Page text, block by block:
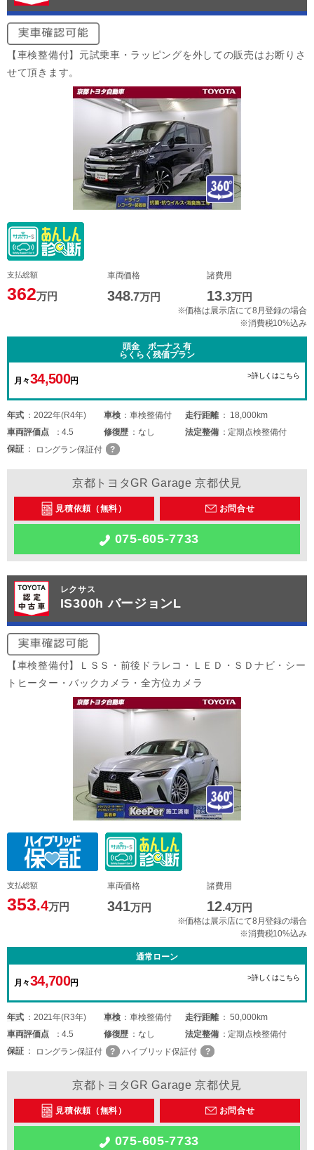
【車検整備付】元試乗車・ラッピングを外しての販売はお断りさ
せて頂きます。
支払総額
362万円
車両価格
348.7万円
諸費用
13.3万円
※価格は展示店にて8月登録の場合
※消費税10%込み
頭金 ボーナス 有
らくらく残価プラン
月々34,500円
>詳しくはこちら
年式 2022年(R4年) 車検 車検整備付 走行距離
18,000km
車両評価点 4.5 修復歴 なし 法定整備
定期点検整備付
保証
ロングラン保証付
京都トヨタGR Garage 京都伏見
見積依頼（無料） お問合せ
075-605-7733
レクサス
IS300h バージョンL
【車検整備付】ＬＳＳ・前後ドラレコ・ＬＥＤ・ＳＤナビ・シー
トヒーター・バックカメラ・全方位カメラ
支払総額
353.4万円
車両価格
341万円
諸費用
12.4万円
※価格は展示店にて8月登録の場合
※消費税10%込み
通常ローン
月々34,700円
>詳しくはこちら
年式 2021年(R3年) 車検 車検整備付 走行距離
50,000km
車両評価点 4.5 修復歴 なし 法定整備
定期点検整備付
保証
ロングラン保証付 ハイブリッド保証付
京都トヨタGR Garage 京都伏見
見積依頼（無料） お問合せ
075-605-7733